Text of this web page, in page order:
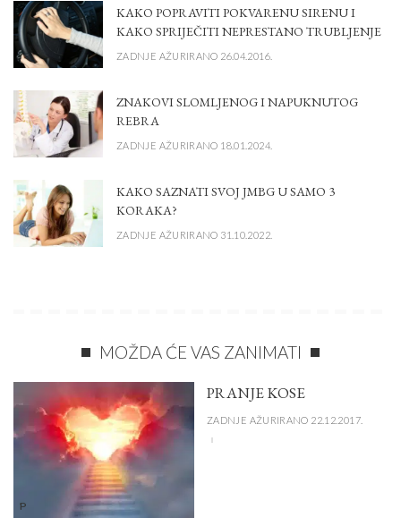
KAKO POPRAVITI POKVARENU SIRENU I
KAKO SPRIJEČITI NEPRESTANO TRUBLJENJE
ZADNJE AŽURIRANO 26.04.2016.
ZNAKOVI SLOMLJENOG I NAPUKNUTOG
REBRA
ZADNJE AŽURIRANO 18.01.2024.
KAKO SAZNATI SVOJ JMBG U SAMO 3
KORAKA?
ZADNJE AŽURIRANO 31.10.2022.
MOŽDA ĆE VAS ZANIMATI
P
PRANJE KOSE
ZADNJE AŽURIRANO 22.12.2017.